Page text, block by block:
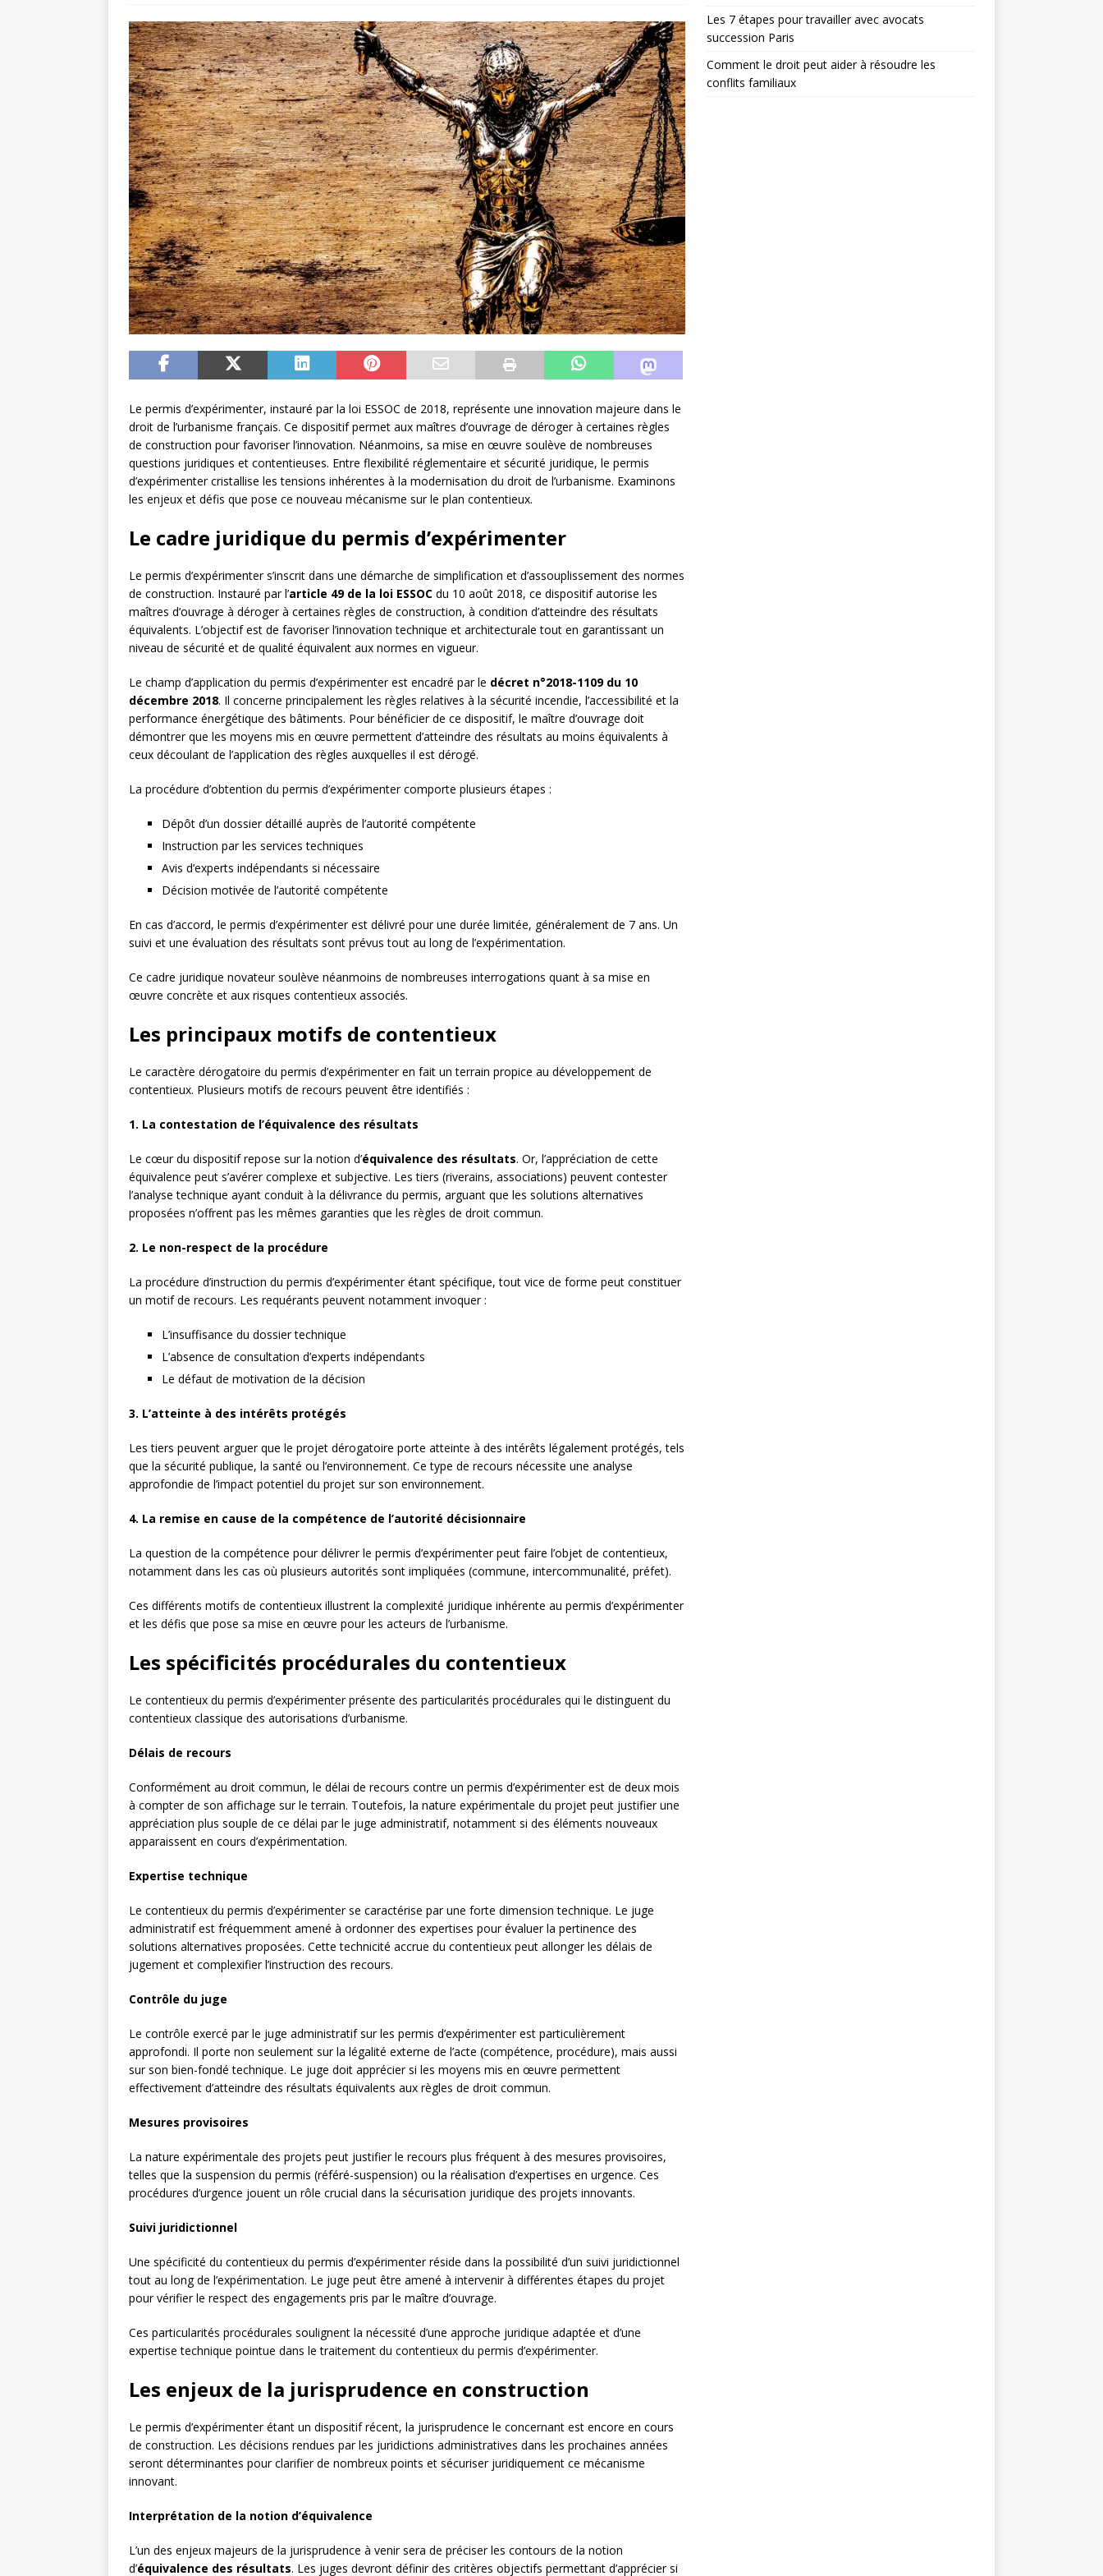
Le permis d’expérimenter, instauré par la loi ESSOC de 2018, représente une innovation majeure dans le
droit de l’urbanisme français. Ce dispositif permet aux maîtres d’ouvrage de déroger à certaines règles
de construction pour favoriser l’innovation. Néanmoins, sa mise en œuvre soulève de nombreuses
questions juridiques et contentieuses. Entre flexibilité réglementaire et sécurité juridique, le permis
d’expérimenter cristallise les tensions inhérentes à la modernisation du droit de l’urbanisme. Examinons
les enjeux et défis que pose ce nouveau mécanisme sur le plan contentieux.
Le cadre juridique du permis d’expérimenter
Le permis d’expérimenter s’inscrit dans une démarche de simplification et d’assouplissement des normes
de construction. Instauré par l’article 49 de la loi ESSOC du 10 août 2018, ce dispositif autorise les
maîtres d’ouvrage à déroger à certaines règles de construction, à condition d’atteindre des résultats
équivalents. L’objectif est de favoriser l’innovation technique et architecturale tout en garantissant un
niveau de sécurité et de qualité équivalent aux normes en vigueur.
Le champ d’application du permis d’expérimenter est encadré par le décret n°2018-1109 du 10
décembre 2018. Il concerne principalement les règles relatives à la sécurité incendie, l’accessibilité et la
performance énergétique des bâtiments. Pour bénéficier de ce dispositif, le maître d’ouvrage doit
démontrer que les moyens mis en œuvre permettent d’atteindre des résultats au moins équivalents à
ceux découlant de l’application des règles auxquelles il est dérogé.
La procédure d’obtention du permis d’expérimenter comporte plusieurs étapes :
Dépôt d’un dossier détaillé auprès de l’autorité compétente
Instruction par les services techniques
Avis d’experts indépendants si nécessaire
Décision motivée de l’autorité compétente
En cas d’accord, le permis d’expérimenter est délivré pour une durée limitée, généralement de 7 ans. Un
suivi et une évaluation des résultats sont prévus tout au long de l’expérimentation.
Ce cadre juridique novateur soulève néanmoins de nombreuses interrogations quant à sa mise en
œuvre concrète et aux risques contentieux associés.
Les principaux motifs de contentieux
Le caractère dérogatoire du permis d’expérimenter en fait un terrain propice au développement de
contentieux. Plusieurs motifs de recours peuvent être identifiés :
1. La contestation de l’équivalence des résultats
Le cœur du dispositif repose sur la notion d’équivalence des résultats. Or, l’appréciation de cette
équivalence peut s’avérer complexe et subjective. Les tiers (riverains, associations) peuvent contester
l’analyse technique ayant conduit à la délivrance du permis, arguant que les solutions alternatives
proposées n’offrent pas les mêmes garanties que les règles de droit commun.
2. Le non-respect de la procédure
La procédure d’instruction du permis d’expérimenter étant spécifique, tout vice de forme peut constituer
un motif de recours. Les requérants peuvent notamment invoquer :
L’insuffisance du dossier technique
L’absence de consultation d’experts indépendants
Le défaut de motivation de la décision
3. L’atteinte à des intérêts protégés
Les tiers peuvent arguer que le projet dérogatoire porte atteinte à des intérêts légalement protégés, tels
que la sécurité publique, la santé ou l’environnement. Ce type de recours nécessite une analyse
approfondie de l’impact potentiel du projet sur son environnement.
4. La remise en cause de la compétence de l’autorité décisionnaire
La question de la compétence pour délivrer le permis d’expérimenter peut faire l’objet de contentieux,
notamment dans les cas où plusieurs autorités sont impliquées (commune, intercommunalité, préfet).
Ces différents motifs de contentieux illustrent la complexité juridique inhérente au permis d’expérimenter
et les défis que pose sa mise en œuvre pour les acteurs de l’urbanisme.
Les spécificités procédurales du contentieux
Le contentieux du permis d’expérimenter présente des particularités procédurales qui le distinguent du
contentieux classique des autorisations d’urbanisme.
Délais de recours
Conformément au droit commun, le délai de recours contre un permis d’expérimenter est de deux mois
à compter de son affichage sur le terrain. Toutefois, la nature expérimentale du projet peut justifier une
appréciation plus souple de ce délai par le juge administratif, notamment si des éléments nouveaux
apparaissent en cours d’expérimentation.
Expertise technique
Le contentieux du permis d’expérimenter se caractérise par une forte dimension technique. Le juge
administratif est fréquemment amené à ordonner des expertises pour évaluer la pertinence des
solutions alternatives proposées. Cette technicité accrue du contentieux peut allonger les délais de
jugement et complexifier l’instruction des recours.
Contrôle du juge
Le contrôle exercé par le juge administratif sur les permis d’expérimenter est particulièrement
approfondi. Il porte non seulement sur la légalité externe de l’acte (compétence, procédure), mais aussi
sur son bien-fondé technique. Le juge doit apprécier si les moyens mis en œuvre permettent
effectivement d’atteindre des résultats équivalents aux règles de droit commun.
Mesures provisoires
La nature expérimentale des projets peut justifier le recours plus fréquent à des mesures provisoires,
telles que la suspension du permis (référé-suspension) ou la réalisation d’expertises en urgence. Ces
procédures d’urgence jouent un rôle crucial dans la sécurisation juridique des projets innovants.
Suivi juridictionnel
Une spécificité du contentieux du permis d’expérimenter réside dans la possibilité d’un suivi juridictionnel
tout au long de l’expérimentation. Le juge peut être amené à intervenir à différentes étapes du projet
pour vérifier le respect des engagements pris par le maître d’ouvrage.
Ces particularités procédurales soulignent la nécessité d’une approche juridique adaptée et d’une
expertise technique pointue dans le traitement du contentieux du permis d’expérimenter.
Les enjeux de la jurisprudence en construction
Le permis d’expérimenter étant un dispositif récent, la jurisprudence le concernant est encore en cours
de construction. Les décisions rendues par les juridictions administratives dans les prochaines années
seront déterminantes pour clarifier de nombreux points et sécuriser juridiquement ce mécanisme
innovant.
Interprétation de la notion d’équivalence
L’un des enjeux majeurs de la jurisprudence à venir sera de préciser les contours de la notion
d’équivalence des résultats. Les juges devront définir des critères objectifs permettant d’apprécier si
Les 7 étapes pour travailler avec avocats
succession Paris
Comment le droit peut aider à résoudre les
conflits familiaux